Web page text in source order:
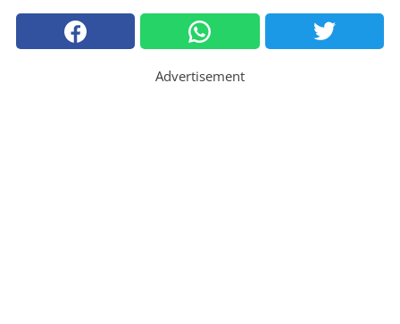
Advertisement